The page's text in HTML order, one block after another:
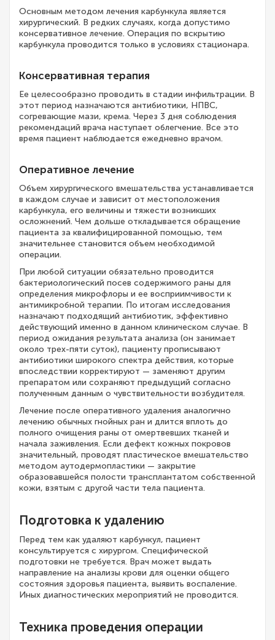
Основным методом лечения карбункула является
хирургический. В редких случаях, когда допустимо
консервативное лечение. Операция по вскрытию
карбункула проводится только в условиях стационара.
Консервативная терапия
Ее целесообразно проводить в стадии инфильтрации. В
этот период назначаются антибиотики, НПВС,
согревающие мази, крема. Через 3 дня соблюдения
рекомендаций врача наступает облегчение. Все это
время пациент наблюдается ежедневно врачом.
Оперативное лечение
Объем хирургического вмешательства устанавливается
в каждом случае и зависит от местоположения
карбункула, его величины и тяжести возникших
осложнений. Чем дольше откладывается обращение
пациента за квалифицированной помощью, тем
значительнее становится объем необходимой
операции.
При любой ситуации обязательно проводится
бактериологический посев содержимого раны для
определения микрофлоры и ее восприимчивости к
антимикробной терапии. По итогам исследования
назначают подходящий антибиотик, эффективно
действующий именно в данном клиническом случае. В
период ожидания результата анализа (он занимает
около трех-пяти суток), пациенту прописывают
антибиотики широкого спектра действия, которые
впоследствии корректируют — заменяют другим
препаратом или сохраняют предыдущий согласно
полученным данным о чувствительности возбудителя.
Лечение после оперативного удаления аналогично
лечению обычных гнойных ран и длится вплоть до
полного очищения раны от омертвевших тканей и
начала заживления. Если дефект кожных покровов
значительный, проводят пластическое вмешательство
методом аутодермопластики — закрытие
образовавшейся полости трансплантатом собственной
кожи, взятым с другой части тела пациента.
Подготовка к удалению
Перед тем как удаляют карбункул, пациент
консультируется с хирургом. Специфической
подготовки не требуется. Врач может выдать
направление на анализы крови для оценки общего
состояния здоровья пациента, выявить воспаление.
Иных диагностических мероприятий не проводится.
Техника проведения операции